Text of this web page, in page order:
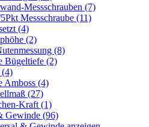
Messschrauben (7)
Messschraube (11)
(4)
(2)
(8)
Bügeltiefe (2)
(4)
Amboss (4)
(27)
Kraft (1)
Gewinde (96)